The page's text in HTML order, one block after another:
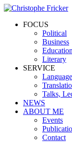
FOCUS
Political
Business
Literary
SERVICE
Talks,
NEWS
ABOUT ME
Events
Contact